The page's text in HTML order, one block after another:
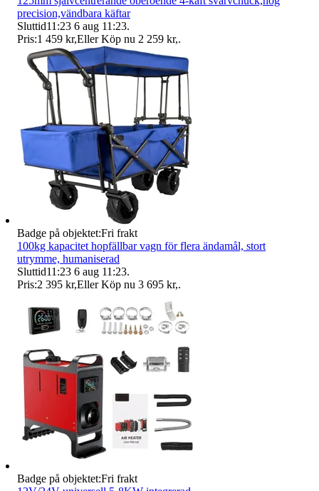
precision,vändbara käftar
Sluttid11:23 6 aug 11:23.
Pris:1 459 kr,Eller Köp nu 2 259 kr,.
Badge på objektet:Fri frakt
100kg kapacitet hopfällbar vagn för flera ändamål, stort
utrymme, humaniserad
Sluttid11:23 6 aug 11:23.
Pris:2 395 kr,Eller Köp nu 3 695 kr,.
Badge på objektet:Fri frakt